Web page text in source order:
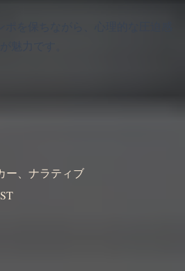
ー、ナラティブ